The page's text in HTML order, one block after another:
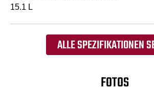
15.1 L
ALLE SPEZIFIKATIONEN
FOTOS